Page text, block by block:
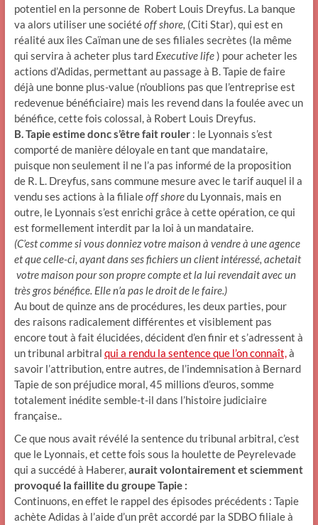
potentiel en la personne de Robert Louis Dreyfus. La banque
va alors utiliser une sociétéoff shore, (Citi Star), qui est en
réalité aux îles Caïman une de ses filiales secrètes (la même
qui servira à acheter plus tard Executive life) pour acheter les
actions d’Adidas, permettant au passage à B. Tapie de faire
déjà une bonne plus-value (n’oublions pas que l’entreprise est
redevenue bénéficiaire) mais les revend dans la foulée avec un
bénéfice, cette fois colossal, à Robert Louis Dreyfus.
B. Tapie estime donc s’être fait rouler : le Lyonnais s’est
comporté de manière déloyale en tant que mandataire,
puisque non seulement il ne l’a pas informé de la proposition
de R. L. Dreyfus, sans commune mesure avec le tarif auquel il a
vendu ses actions à la filialeoff shoredu Lyonnais, mais en
outre, le Lyonnais s’est enrichi grâce à cette opération, ce qui
est formellement interdit par la loi à un mandataire.
(C’est comme si vous donniez votre maison à vendre à une agence
et que celle-ci, ayant dans ses fichiers un client intéressé, achetait
votre maison pour son propre compte et la lui revendait avec un
très gros bénéfice. Elle n’a pas le droit de le faire.)
Au bout de quinze ans de procédures, les deux parties, pour
des raisons radicalement différentes et visiblement pas
encore tout à fait élucidées, décident d’en finir et s’adressent à
un tribunal arbitral qui a rendu la sentence que l’on connaît,à
savoir l’attribution, entre autres, de l’indemnisation à Bernard
Tapie de son préjudice moral, 45 millions d’euros, somme
totalement inédite semble-t-il dans l’histoire judiciaire
française..
Ce que nous avait révélé la sentence du tribunal arbitral, c’est
que le Lyonnais, et cette fois sous la houlette de Peyrelevade
qui a succédé à Haberer,aurait volontairement et sciemment
provoqué la faillite du groupe Tapie :
Continuons, en effet le rappel des épisodes précédents : Tapie
achète Adidas à l’aide d’un prêt accordé par la SDBO filiale à